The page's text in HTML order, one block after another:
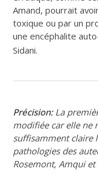
Amand, pourrait
toxique ou par un
une encéphalite
Sidani.
Précision:La
modifiée car elle ne
suffisamment claire
pathologies des
Rosemont, Amqui et